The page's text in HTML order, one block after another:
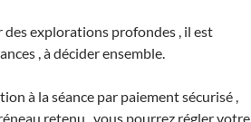
des explorations profondes , il est
, à décider ensemble.
à la séance par paiement sécurisé ,
retenu , vous pourrez régler votre